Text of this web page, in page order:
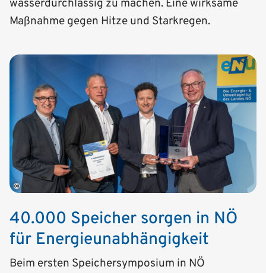
wasserdurchlässig zu machen. Eine wirksame
Maßnahme gegen Hitze und Starkregen.
©
40.000 Speicher sorgen in NÖ
für Energie­unab­hängigkeit
Beim ersten Speichersymposium in NÖ